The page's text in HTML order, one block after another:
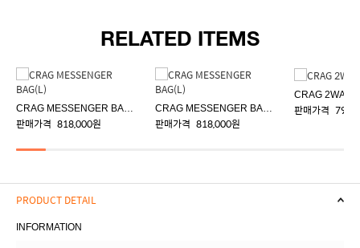
RELATED ITEMS
판매가격 818,000원 판매가격 818,000원
CRAG 2WAY
판매가격
PRODUCT DETAIL
INFORMATION